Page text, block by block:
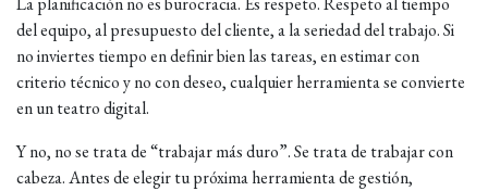
del equipo, al presupuesto del cliente, a la seriedad del trabajo. Si
no inviertes tiempo en definir bien las tareas, en estimar con
criterio técnico y no con deseo, cualquier herramienta se convierte
en un teatro digital.
Y no, no se trata de “trabajar más duro”. Se trata de trabajar con
cabeza. Antes de elegir tu próxima herramienta de gestión,